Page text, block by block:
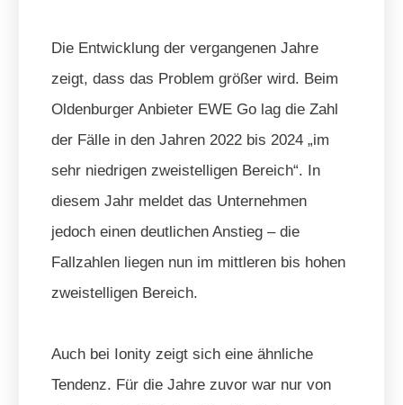
Die Entwicklung der vergangenen Jahre
zeigt, dass das Problem größer wird. Beim
Oldenburger Anbieter EWE Go lag die Zahl
der Fälle in den Jahren 2022 bis 2024 „im
sehr niedrigen zweistelligen Bereich“. In
diesem Jahr meldet das Unternehmen
jedoch einen deutlichen Anstieg – die
Fallzahlen liegen nun im mittleren bis hohen
zweistelligen Bereich.
Auch bei Ionity zeigt sich eine ähnliche
Tendenz. Für die Jahre zuvor war nur von